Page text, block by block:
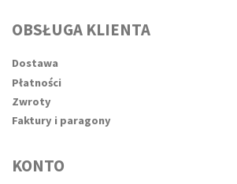
OBSŁUGA KLIENTA
Dostawa
Płatności
Zwroty
Faktury i paragony
KONTO